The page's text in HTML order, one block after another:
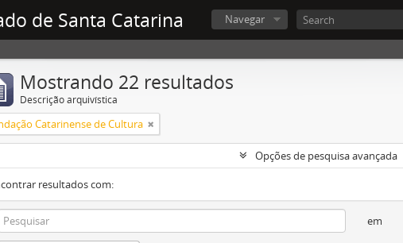
de Santa Catarina Navegar
Mostrando 22 resultados
Descrição arquivística
Catarinense de Cultura
Opções de pesquisa avançada
resultados com:
em